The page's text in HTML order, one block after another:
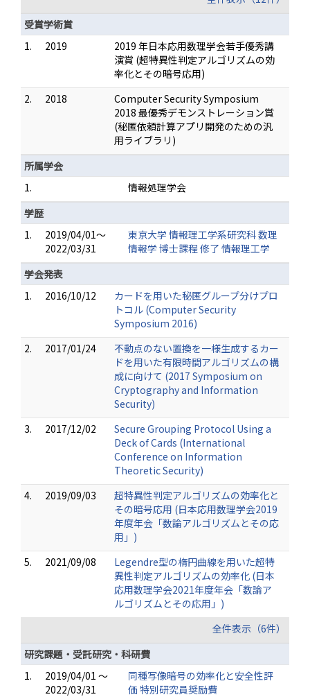
受賞学術賞
1.
2019
2019 年日本応用数理学会若手優秀講
演賞 (超特異性判定アルゴリズムの効
率化とその暗号応用)
2.
2018
Computer Security Symposium
2018 最優秀デモンストレーション賞
(秘匿依頼計算アプリ開発のための汎
用ライブラリ)
所属学会
1.
情報処理学会
学歴
1.
2019/04/01～
2022/03/31
東京大学 情報理工学系研究科 数理
情報学 博士課程 修了 情報理工学
学会発表
1.
2016/10/12
カードを用いた秘匿グループ分けプロ
トコル (Computer Security
Symposium 2016)
2.
2017/01/24
不動点のない置換を一様生成するカー
ドを用いた有限時間アルゴリズムの構
成に向けて (2017 Symposium on
Cryptography and Information
Security)
3.
2017/12/02
Secure Grouping Protocol Using a
Deck of Cards (International
Conference on Information
Theoretic Security)
4.
2019/09/03
超特異性判定アルゴリズムの効率化と
その暗号応用 (日本応用数理学会2019
年度年会「数論アルゴリズムとその応
用」)
5.
2021/09/08
Legendre型の楕円曲線を用いた超特
異性判定アルゴリズムの効率化 (日本
応用数理学会2021年度年会「数論ア
ルゴリズムとその応用」)
全件表示（6件）
研究課題・受託研究・科研費
1.
2019/04/01 ～
2022/03/31
同種写像暗号の効率化と安全性評
価 特別研究員奨励費